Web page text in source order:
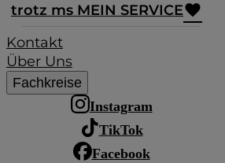
trotz ms MEIN SERVICE
Kontakt
Über Uns
Fachkreise
Instagram
TikTok
Facebook